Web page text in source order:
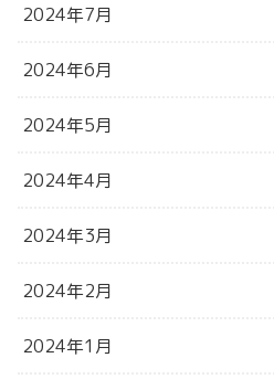
2024年7月
2024年6月
2024年5月
2024年4月
2024年3月
2024年2月
2024年1月